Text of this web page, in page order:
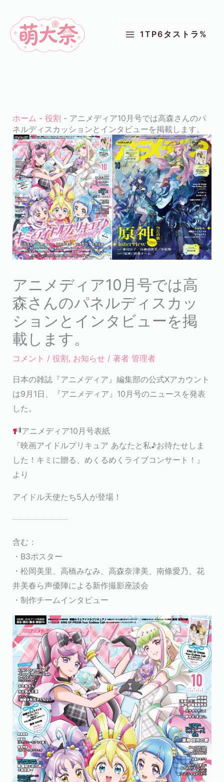
1TP6タストラ%
ホーム - 役割 - アニメディア10月号では高森さんのパ
ネルディスカッションとインタビューを掲載します。
アニメディア10月号では高
森さんのパネルディスカッ
ションとインタビューを掲
載します。
コメント / 役割, お知らせ/ 著者 管理者
日本の雑誌『アニメディア』編集部の公式Xアカウント
は9月1日、『アニメディア』10月号のニュースを発表
した。
アニメディア10月号表紙
『映画アイドルプリキュア あなたと私♪お待たせしま
した！キミに贈る、めくるめくライブコンサート！』
より
アイドル天使たち5人が登場！
┈┈┈┈┈┈┈
含む：
・B3ポスター
・松岡美里、高橋みなみ、高森奈津美、南條愛乃、花
井美春ら声優陣による新作撮影座談会
・制作チームインタビュー